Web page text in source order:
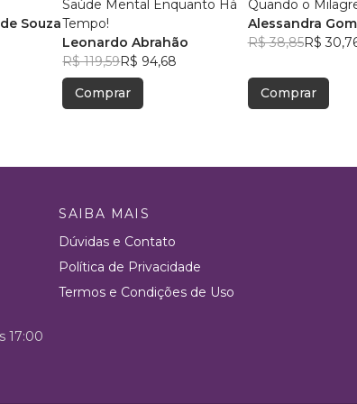
Souza
Saúde Mental Enquanto Há
Tempo!
Leonardo Abrahão
R$ 119,59R$ 94,68
Comprar
Quando o
Alessandra
R$ 38,85R$
Comprar
SAIBA MAIS
Dúvidas e Contato
Política de Privacidade
Termos e Condições de Uso
17:00